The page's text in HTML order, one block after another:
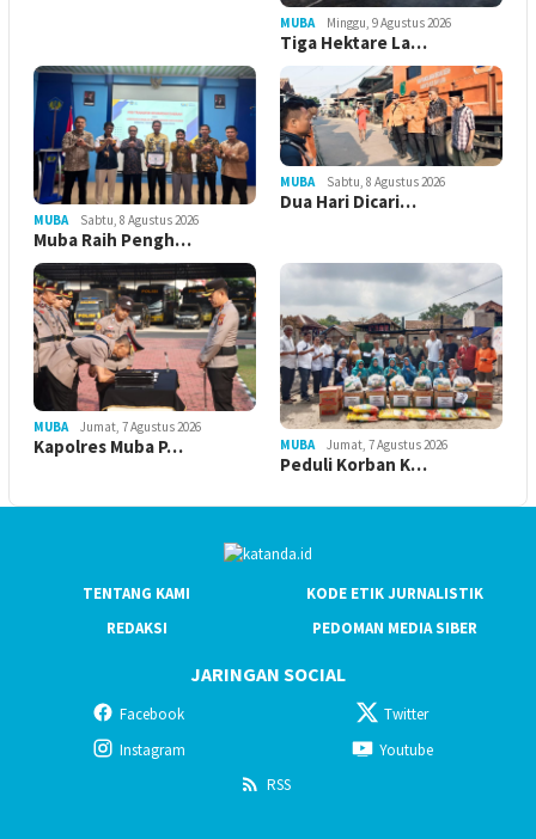
MUBA Minggu, 9 Agustus 2026
Tiga Hektare La…
MUBA Sabtu, 8 Agustus 2026
Muba Raih Pengh…
MUBA Sabtu, 8 Agustus 2026
Dua Hari Dicari…
MUBA Jumat, 7 Agustus 2026
Kapolres Muba P… MUBA Jumat, 7 Agustus 2026
Peduli Korban K…
TENTANG KAMI
KODE ETIK JURNALISTIK
REDAKSI
PEDOMAN MEDIA SIBER
JARINGAN SOCIAL
Facebook
Twitter
Instagram
Youtube
RSS